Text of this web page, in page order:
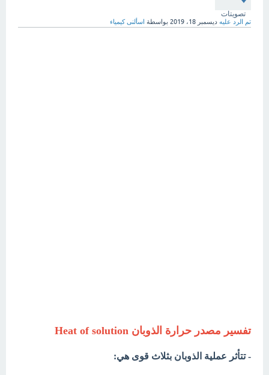
تصويتات
تم الرد عليه ديسمبر 18، 2019 بواسطة اسألنى كيمياء
تفسير مصدر حرارة الذوبان Heat of solution
- تتأثر عملية الذوبان بثلاث قوى هي: